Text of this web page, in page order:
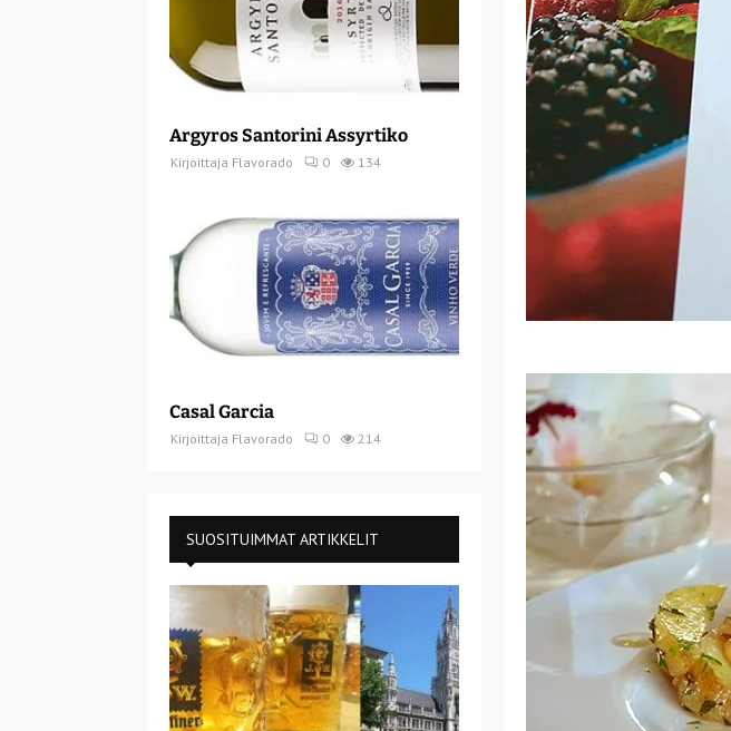
Argyros Santorini Assyrtiko
Kirjoittaja Flavorado 0 134
Casal Garcia
Kirjoittaja Flavorado 0 214
SUOSITUIMMAT ARTIKKELIT